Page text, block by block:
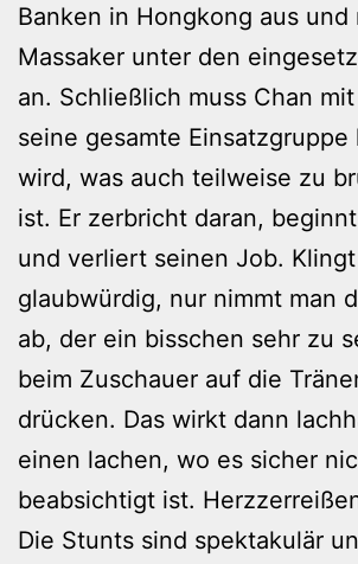
Banken in Hongkong aus
Massaker unter den
an. Schließlich muss Chan
seine gesamte
wird, was auch teilweise zu
ist. Er zerbricht daran,
und verliert seinen Job.
glaubwürdig, nur nimmt man
ab, der ein bisschen sehr zu
beim Zuschauer auf die
drücken. Das wirkt dann
einen lachen, wo es sicher
beabsichtigt ist.
Die Stunts sind spektakulär